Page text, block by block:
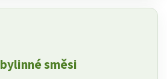
směsi